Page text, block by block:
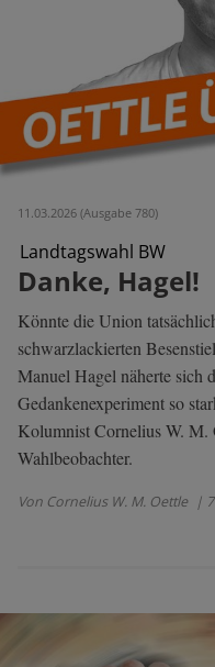
11.03.2026 (Ausgabe 780)
Landtagswahl BW
Danke, Hagel!
Könnte die Union
schwarzlackierten
Manuel Hagel näherte sich
Gedankenexperiment so
Kolumnist Cornelius W. M.
Wahlbeobachter.
Von Cornelius W. M. Oettle |